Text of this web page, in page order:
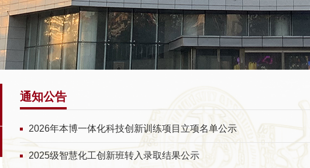
通知公告
2026年本博一体化科技创新训练项目立项名单公示
2025级智慧化工创新班转入录取结果公示